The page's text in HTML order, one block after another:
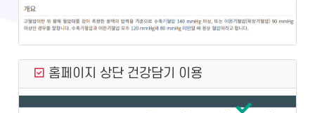
홈페이지 상단 건강담기 이용